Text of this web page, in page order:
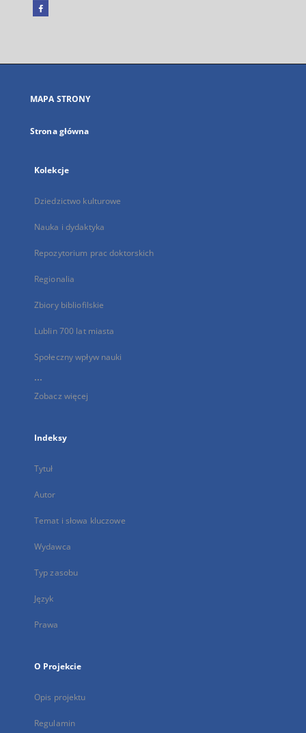
Facebook
się
karcie
MAPA STRONY
Strona główna
Kolekcje
Dziedzictwo kulturowe
Nauka i dydaktyka
Repozytorium prac doktorskich
Regionalia
Zbiory bibliofilskie
Lublin 700 lat miasta
Społeczny wpływ nauki
...
Zobacz więcej
Indeksy
Tytuł
Autor
Temat i słowa kluczowe
Wydawca
Typ zasobu
Język
Prawa
O Projekcie
Opis projektu
Regulamin